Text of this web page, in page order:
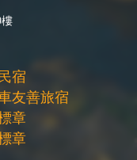
宿
友善旅宿
章
章